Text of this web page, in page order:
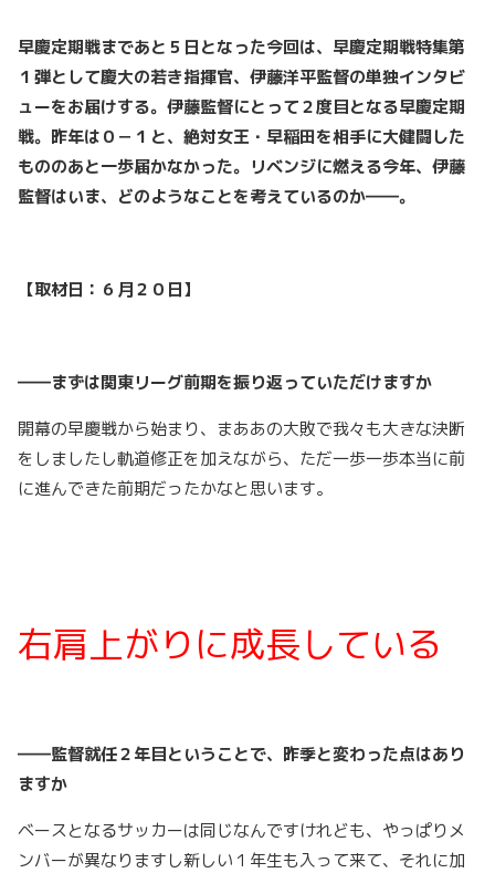
早慶定期戦まであと５日となった今回は、早慶定期戦特集第
１弾として慶大の若き指揮官、伊藤洋平監督の単独インタビ
ューをお届けする。伊藤監督にとって２度目となる早慶定期
戦。昨年は０－１と、絶対女王・早稲田を相手に大健闘した
もののあと一歩届かなかった。リベンジに燃える今年、伊藤
監督はいま、どのようなことを考えているのか――。
【取材日：６月２０日】
――まずは関東リーグ前期を振り返っていただけますか
開幕の早慶戦から始まり、まああの大敗で我々も大きな決断
をしましたし軌道修正を加えながら、ただ一歩一歩本当に前
に進んできた前期だったかなと思います。
右肩上がりに成長している
――監督就任２年目ということで、昨季と変わった点はあり
ますか
ベースとなるサッカーは同じなんですけれども、やっぱりメ
ンバーが異なりますし新しい１年生も入って来て、それに加